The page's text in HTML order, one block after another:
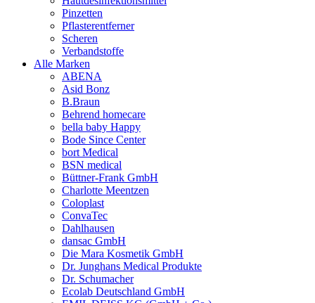
Pinzetten
Pflasterentferner
Scheren
Verbandstoffe
Alle Marken
ABENA
Asid Bonz
B.Braun
Behrend homecare
bella baby Happy
Bode Since Center
bort Medical
BSN medical
Büttner-Frank GmbH
Charlotte Meentzen
Coloplast
ConvaTec
Dahlhausen
dansac GmbH
Die Mara Kosmetik GmbH
Dr. Junghans Medical Produkte
Dr. Schumacher
Ecolab Deutschland GmbH